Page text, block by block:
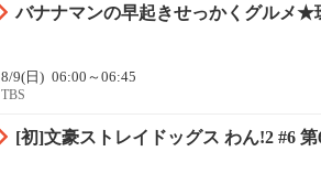
バナナマンの早起きせっかくグルメ
8/9(日) 06:00～06:45
TBS
[初]文豪ストレイドッグス わん!2 #6 第